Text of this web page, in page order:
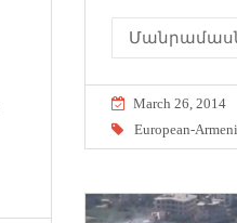
Մանրամասն
March 26, 2014
European-